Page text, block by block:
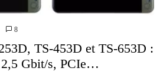
8
TS-453D et TS-653D :
Gbit/s, PCIe…